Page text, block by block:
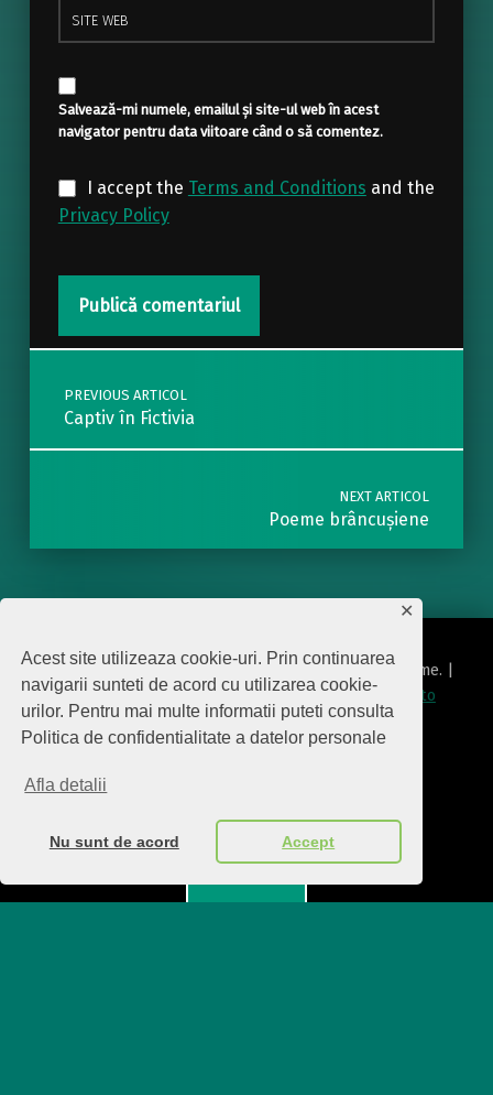
Acest site utilizeaza cookie-uri. Prin continuarea
navigarii sunteti de acord cu utilizarea cookie-
urilor. Pentru mai multe informatii puteti consulta
Politica de confidentialitate a datelor personale
Afla detalii
Nu sunt de acord Accept
✕
Salvează-mi numele, emailul și site-ul web în acest
navigator pentru data viitoare când o să comentez.
I accept the Terms and Conditions and the
Privacy Policy
Post navigation
PREVIOUS ARTICOL
Captiv în Fictivia
NEXT ARTICOL
Poeme brâncușiene
© 2026Editura Biscara |UsingModern WordPresstheme. |
Politica de protecţie date cu caracter personal |
Back to
top ↑
politica de confidentialitate
Back to top ↑